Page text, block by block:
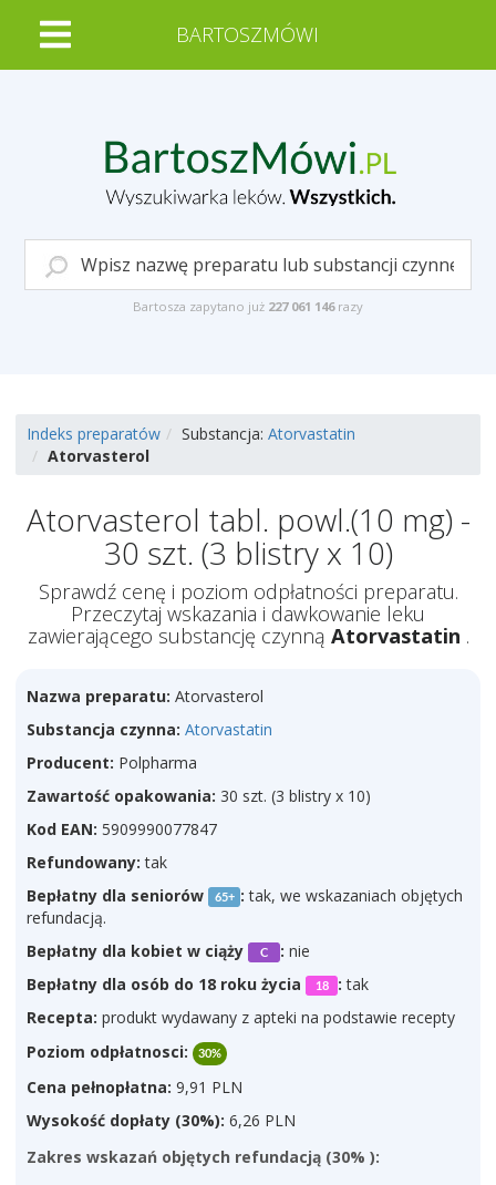
BARTOSZMÓWI
Bartosza zapytano już 227 061 146 razy
Indeks preparatów Substancja: Atorvastatin
Atorvasterol
Atorvasterol tabl. powl.(10 mg) -
30 szt. (3 blistry x 10)
Sprawdź cenę i poziom odpłatności preparatu.
Przeczytaj wskazania i dawkowanie leku
zawierającego substancję czynną Atorvastatin .
Nazwa preparatu: Atorvasterol
Substancja czynna: Atorvastatin
Producent: Polpharma
Zawartość opakowania: 30 szt. (3 blistry x 10)
Kod EAN: 5909990077847
Refundowany: tak
Bepłatny dla seniorów
65+ : tak, we wskazaniach objętych
refundacją.
Bepłatny dla kobiet w ciąży
C : nie
Bepłatny dla osób do 18 roku życia
18 : tak
Recepta: produkt wydawany z apteki na podstawie recepty
Poziom odpłatnosci:
30%
Cena pełnopłatna: 9,91 PLN
Wysokość dopłaty (30%): 6,26 PLN
Zakres wskazań objętych refundacją (30% ):